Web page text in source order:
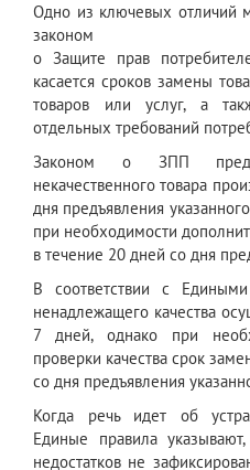
Одно из ключевых отличий
законом
о Защите прав
касается сроков замены
товаров или услуг, а
отдельных требований
Законом о ЗПП
некачественного товара
дня предъявления
при необходимости
в течение 20 дней со дня
В соответствии с
ненадлежащего качества
7 дней, однако при
проверки качества срок
со дня предъявления
Когда речь идет об
Единые правила
недостатков не